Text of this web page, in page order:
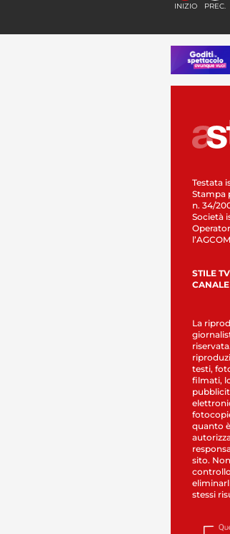
INIZIO PREC.
Testata
Stampa
n. 34/
Società
STILE
La
testi,
filmati,
quanto
sito.
stessi